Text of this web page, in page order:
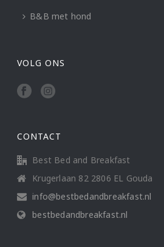
B&B met hond
VOLG ONS
CONTACT
Best Bed and Breakfast
Krugerlaan 82 2806 EL Gouda
info@bestbedandbreakfast.nl
bestbedandbreakfast.nl